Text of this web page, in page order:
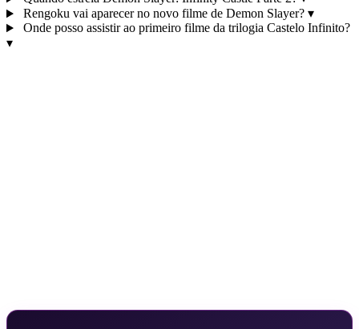
Rengoku vai aparecer no novo filme de Demon Slayer? ▾
Onde posso assistir ao primeiro filme da trilogia Castelo Infinito?
▾